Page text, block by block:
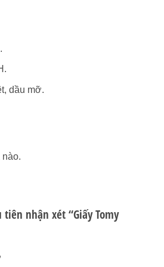
dầu mỡ.
nhận xét “Giấy Tomy